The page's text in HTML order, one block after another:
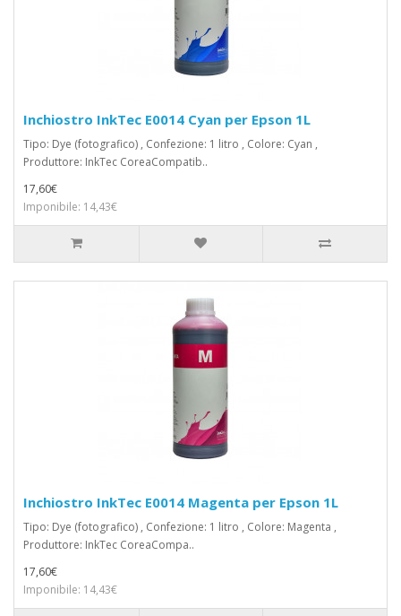
Inchiostro InkTec E0014 Cyan per Epson 1L
Tipo: Dye (fotografico) , Confezione: 1 litro , Colore: Cyan ,
Produttore: InkTec CoreaCompatib..
17,60€
Imponibile: 14,43€
Inchiostro InkTec E0014 Magenta per Epson 1L
Tipo: Dye (fotografico) , Confezione: 1 litro , Colore: Magenta ,
Produttore: InkTec CoreaCompa..
17,60€
Imponibile: 14,43€